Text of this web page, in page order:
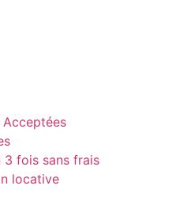
Acceptées
3 fois sans frais
locative